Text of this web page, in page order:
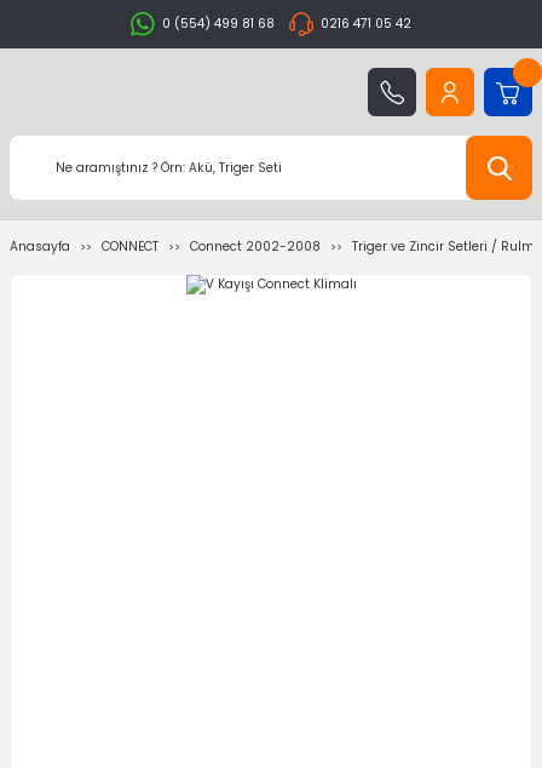
0 (554) 499 81 68 0216 471 05 42
Anasayfa CONNECT Connect 2002-2008 Triger ve Zincir Setleri /